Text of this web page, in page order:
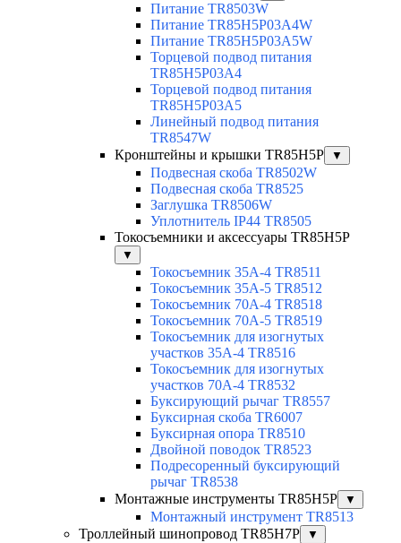
Питание TR8503W
Питание TR85H5P03A4W
Питание TR85H5P03A5W
Торцевой подвод питания
TR85H5P03A4
Торцевой подвод питания
TR85H5P03A5
Линейный подвод питания
TR8547W
Кронштейны и крышки TR85H5P
▼
Подвесная скоба TR8502W
Подвесная скоба TR8525
Заглушка TR8506W
Уплотнитель IP44 TR8505
Токосъемники и аксессуары TR85H5P
▼
Токосъемник 35А-4 TR8511
Токосъемник 35А-5 TR8512
Токосъемник 70А-4 TR8518
Токосъемник 70А-5 TR8519
Токосъемник для изогнутых
участков 35А-4 TR8516
Токосъемник для изогнутых
участков 70А-4 TR8532
Буксирующий рычаг TR8557
Буксирная скоба TR6007
Буксирная опора TR8510
Двойной поводок TR8523
Подресоренный буксирующий
рычаг TR8538
Монтажные инструменты TR85H5P
▼
Монтажный инструмент TR8513
Троллейный шинопровод TR85H7P
▼